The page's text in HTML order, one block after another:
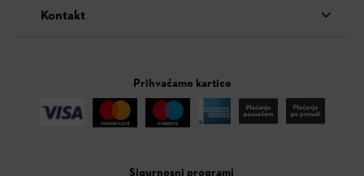
Kontakt
Prihvaćamo kartice